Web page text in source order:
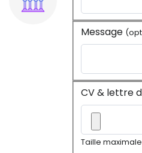
Message
CV & lettre
Taille